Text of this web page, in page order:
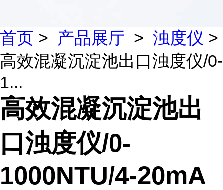
首页 > 产品展厅 > 浊度仪 >
高效混凝沉淀池出口浊度仪/0-
1...
高效混凝沉淀池出
口浊度仪/0-
1000NTU/4-20mA